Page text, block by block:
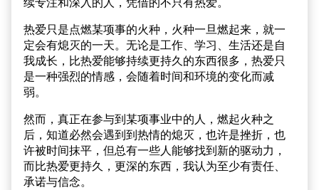
热爱只是点燃某项事的火种，火种一旦燃起来，就一
定会有熄灭的一天。无论是工作、学习、生活还是自
我成长，比热爱能够持续更持久的东西很多，热爱只
是一种强烈的情感，会随着时间和环境的变化而减
弱。
然而，真正在参与到某项事业中的人，燃起火种之
后，知道必然会遇到到热情的熄灭，也许是挫折，也
许被时间抹平，但总有一些人能够找到新的驱动力，
而比热爱更持久，更深的东西，我认为至少有责任、
承诺与信念。